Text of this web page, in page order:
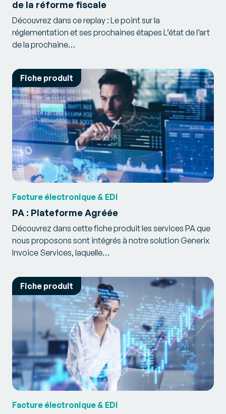
de la réforme fiscale
Découvrez dans ce replay : Le point sur la
réglementation et ses prochaines étapes L’état de l’art
de la prochaine…
Fiche produit
Facture électronique & EDI
PA : Plateforme Agréée
Découvrez dans cette fiche produit les services PA que
nous proposons sont intégrés à notre solution Generix
Invoice Services, laquelle…
Fiche produit
Facture électronique & EDI